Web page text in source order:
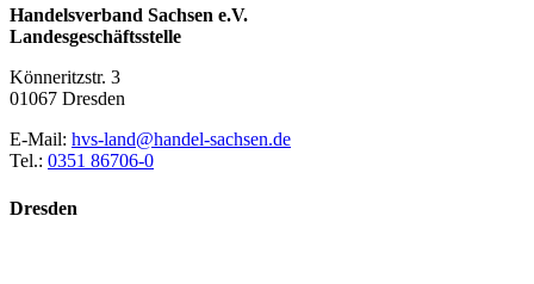
Handelsverband Sachsen e.V.
Landesgeschäftsstelle
Könneritzstr. 3
01067 Dresden
E-Mail: hvs-land@handel-sachsen.de
Tel.: 0351 86706-0
Dresden